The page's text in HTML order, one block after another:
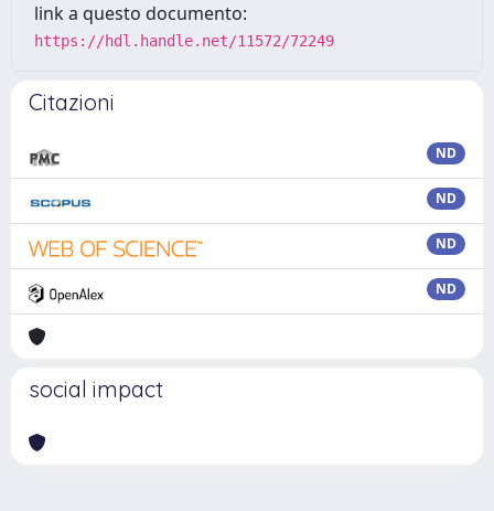
link a questo documento:
https://hdl.handle.net/11572/72249
Citazioni
ND
ND
ND
ND
social impact